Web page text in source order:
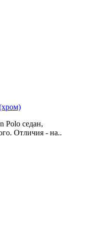
Polo седан,
Отличия - на..